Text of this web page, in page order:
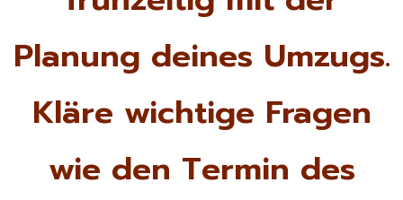
Planung deines Umzugs.
Kläre wichtige Fragen
wie den Termin des